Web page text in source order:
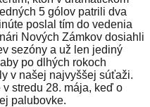
5 gólov patrili dva
poslal tím do vedenia
Nových Zámkov dosiahli
sezóny a už len jediný
po dlhých rokoch
v našej najvyššej súťaži.
stredu 28. mája, keď o
palubovke.